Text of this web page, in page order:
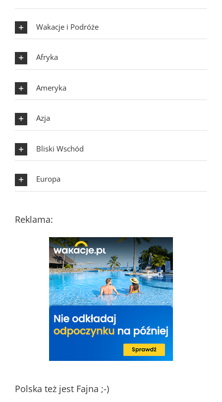
Wakacje i Podróże
Afryka
Ameryka
Azja
Bliski Wschód
Europa
Reklama:
Polska też jest Fajna ;-)